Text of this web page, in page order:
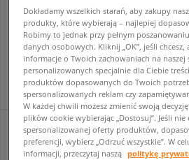
NIKE AIR PEGASUS 2005
męskie
359,99 zł
599,99 zł
389,99 zł - najniższa cena
NIKE
męskie
339,99
Dokładamy wszelkich starań, aby zakupy
produkty, które wybierają – najlepiej
Robimy to jednak przy pełnym
danych osobowych. Kliknij „OK”, jeśli
informacje o Twoich zachowaniach na
personalizowanych specjalnie dla Ciebie
produktów dopasowanych do Twoich
spersonalizowanych reklam czy
W każdej chwili możesz zmienić swoją
plików cookie wybierając „Dostosuj”. Jeśli nie
spersonalizowanej oferty produktów,
preferencji, wybierz „Odrzuć wszystkie”. W
informacji, przeczytaj naszą politykę